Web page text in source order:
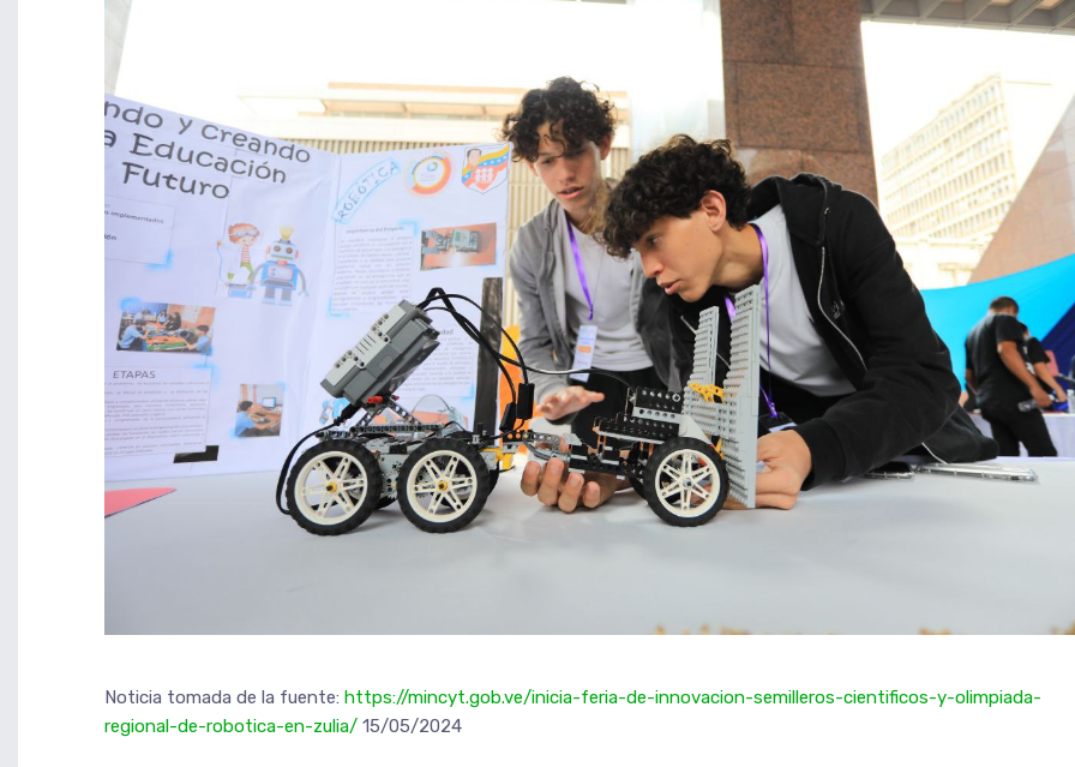
Noticia tomada de la fuente: https://mincyt.gob.ve/inicia-feria-de-innovacion-semilleros-cientificos-y-olimpiada-
regional-de-robotica-en-zulia/ 15/05/2024